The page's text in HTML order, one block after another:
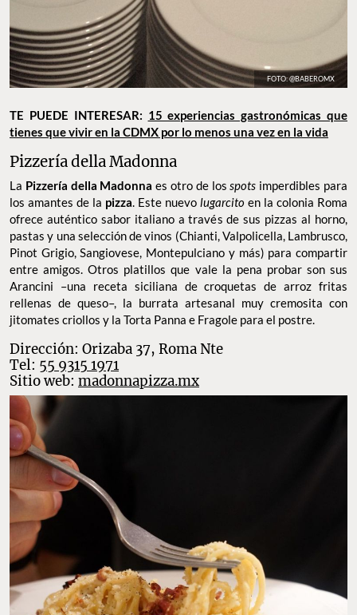
FOTO: @BABEROMX
TE PUEDE INTERESAR: 15 experiencias gastronómicas que
tienes que vivir en la CDMX por lo menos una vez en la vida
Pizzería della Madonna
La Pizzería della Madonna es otro de losspots imperdibles para
los amantes de la pizza. Este nuevo lugarcito en la colonia Roma
ofrece auténtico sabor italiano a través de sus pizzas al horno,
pastas y una selección de vinos (Chianti, Valpolicella, Lambrusco,
Pinot Grigio, Sangiovese, Montepulciano y más) para compartir
entre amigos. Otros platillos que vale la pena probar son sus
Arancini –una receta siciliana de croquetas de arroz fritas
rellenas de queso–, la burrata artesanal muy cremosita con
jitomates criollos y la Torta Panna e Fragole para el postre.
Dirección: Orizaba 37, Roma Nte
Tel: 55 9315 1971
Sitio web: madonnapizza.mx